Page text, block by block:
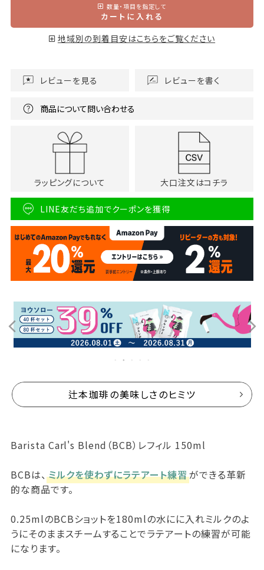
数量・項目を指定して
カートに入れる
地域別の到着目安はこちらをご覧ください
レビューを見る レビューを書く
商品について問い合わせる
ラッピングについて 大口注文はコチラ
LINE友だち追加でクーポンを獲得
辻本珈琲の美味しさのヒミツ
Barista Carl's Blend（BCB）レフィル 150ml
BCBは、 ミルクを使わずにラテアート練習ができる革新
的な商品です。
0.25mlのBCBショットを180mlの水にに入れミルクのよ
うにそのままスチームすることでラテアートの練習が可能
になります。